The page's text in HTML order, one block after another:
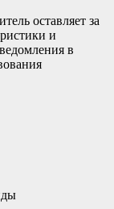
оставляет за
и
в